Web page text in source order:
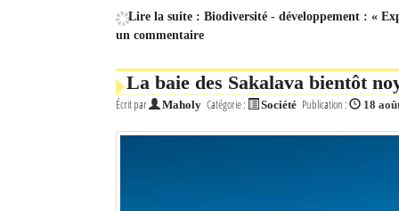
Lire la suite : Biodiversité - développement : «
un commentaire
La baie des Sakalava bientôt
Écrit par Maholy Catégorie : Société Publication : 18